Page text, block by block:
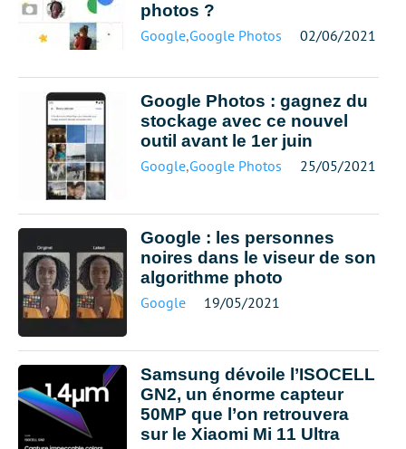
photos ?
Google,Google Photos 02/06/2021
Google Photos : gagnez du
stockage avec ce nouvel
outil avant le 1er juin
Google,Google Photos 25/05/2021
Google : les personnes
noires dans le viseur de son
algorithme photo
Google 19/05/2021
Samsung dévoile l’ISOCELL
GN2, un énorme capteur
50MP que l’on retrouvera
sur le Xiaomi Mi 11 Ultra